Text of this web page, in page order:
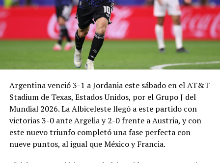
Argentina venció 3-1 a Jordania este sábado en el AT&T
Stadium de Texas, Estados Unidos, por el Grupo J del
Mundial 2026. La Albiceleste llegó a este partido con
victorias 3-0 ante Argelia y 2-0 frente a Austria, y con
este nuevo triunfo completó una fase perfecta con
nueve puntos, al igual que México y Francia.